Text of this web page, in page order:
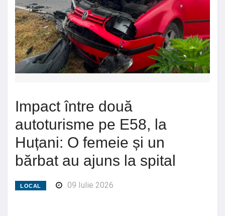
Impact între două
autoturisme pe E58, la
Huțani: O femeie și un
bărbat au ajuns la spital
LOCAL 09 Iulie 2026